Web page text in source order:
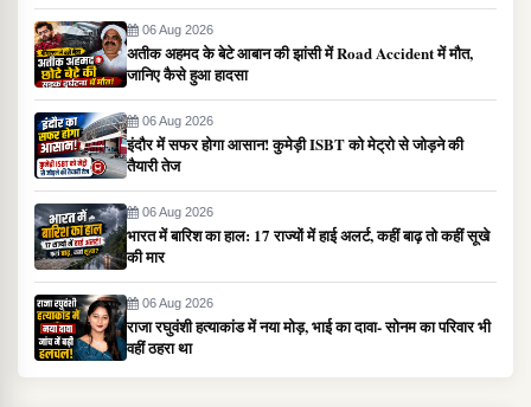
06 Aug 2026
अतीक अहमद के बेटे आबान की झांसी में Road Accident में मौत,
जानिए कैसे हुआ हादसा
06 Aug 2026
इंदौर में सफर होगा आसान! कुमेड़ी ISBT को मेट्रो से जोड़ने की
तैयारी तेज
06 Aug 2026
भारत में बारिश का हाल: 17 राज्यों में हाई अलर्ट, कहीं बाढ़ तो कहीं सूखे
की मार
06 Aug 2026
राजा रघुवंशी हत्याकांड में नया मोड़, भाई का दावा- सोनम का परिवार भी
वहीं ठहरा था